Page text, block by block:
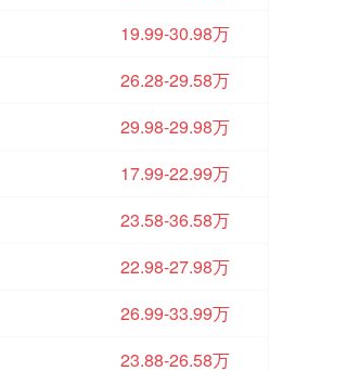
19.99-30.98万
26.28-29.58万
29.98-29.98万
17.99-22.99万
23.58-36.58万
22.98-27.98万
26.99-33.99万
23.88-26.58万